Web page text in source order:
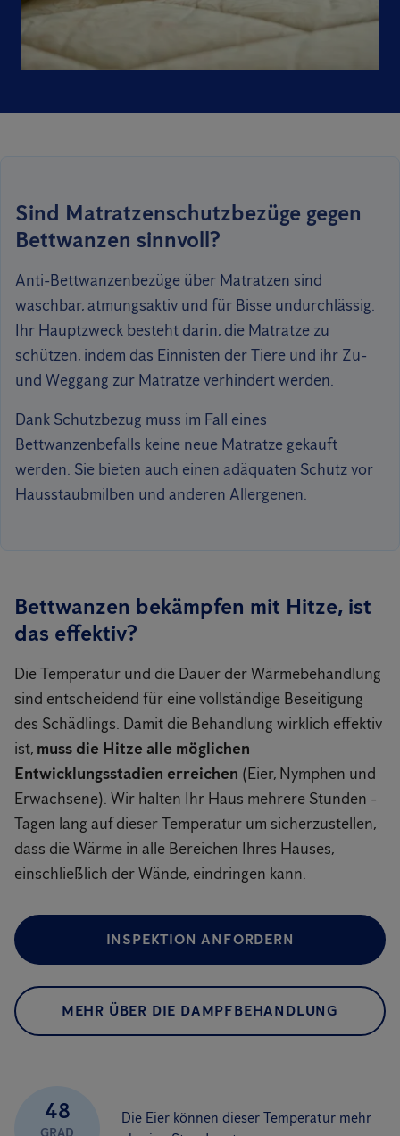
Sind Matratzenschutzbezüge gegen
Bettwanzen sinnvoll?
Anti-Bettwanzenbezüge über Matratzen sind
waschbar, atmungsaktiv und für Bisse undurchlässig.
Ihr Hauptzweck besteht darin, die Matratze zu
schützen, indem das Einnisten der Tiere und ihr Zu-
und Weggang zur Matratze verhindert werden.
Dank Schutzbezug muss im Fall eines
Bettwanzenbefalls keine neue Matratze gekauft
werden. Sie bieten auch einen adäquaten Schutz vor
Hausstaubmilben und anderen Allergenen.
Bettwanzen bekämpfen mit Hitze, ist
das effektiv?
Die Temperatur und die Dauer der Wärmebehandlung
sind entscheidend für eine vollständige Beseitigung
des Schädlings. Damit die Behandlung wirklich effektiv
ist, muss die Hitze alle möglichen
Entwicklungsstadien erreichen (Eier, Nymphen und
Erwachsene). Wir halten Ihr Haus mehrere Stunden -
Tagen lang auf dieser Temperatur um sicherzustellen,
dass die Wärme in alle Bereichen Ihres Hauses,
einschließlich der Wände, eindringen kann.
INSPEKTION ANFORDERN
MEHR ÜBER DIE DAMPFBEHANDLUNG
48
Die Eier können dieser Temperatur mehr